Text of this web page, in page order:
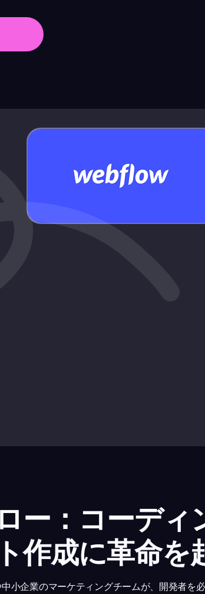
ー：コーディ
作成に革命を
小企業のマーケティングチームが、開発者を